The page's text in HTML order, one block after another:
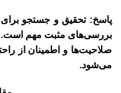
پاسخ: تحقیق و جستجو
بررسی‌های مثبت مهم است.
صلاحیت‌ها و اطمینان از
می‌شود.